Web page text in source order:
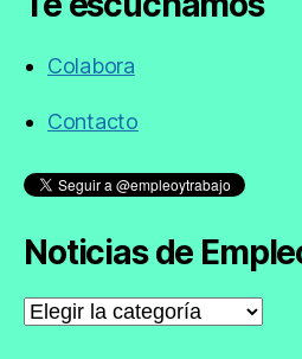
Colabora
Contacto
Noticias de
Noticias
de